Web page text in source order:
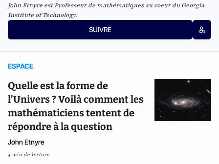
John Etnyre est Professeur de mathématiques au coeur du Georgia
Institute of Technology.
SUIVRE
ESPACE
Quelle est la forme de
l’Univers ? Voilà comment les
mathématiciens tentent de
répondre à la question
John Etnyre
4 min de lecture